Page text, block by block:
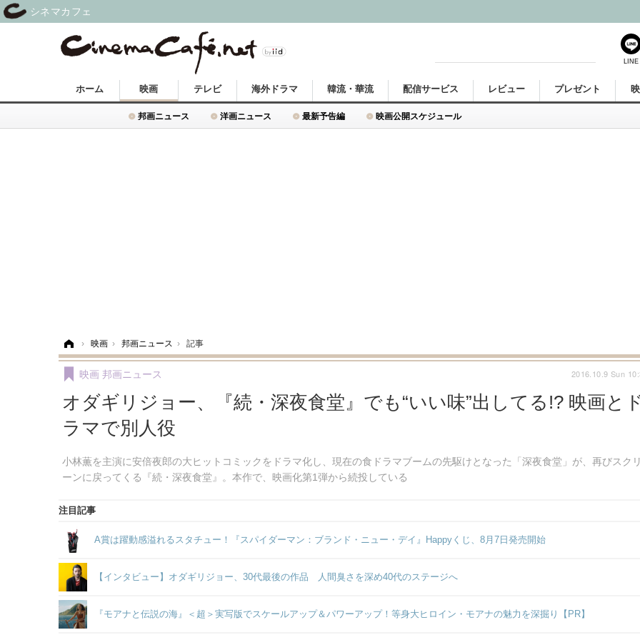
ホーム 映画
邦画ニュース 洋画ニュース 最新予告編 映画公開スケジュール
テレビ 海外ドラマ 韓流・華流 配信サービス レビュー プレゼント
› 映画 › 邦画ニュース › 記事
オダギリジョー、『続・深夜食堂』でも“いい味”出してる!? 映画と
ラマで別人役
小林薫を主演に安倍夜郎の大ヒットコミックをドラマ化し、現在の食ドラマブームの先駆けとなった「深夜食堂」が、再びスクリ
ーンに戻ってくる『続・深夜食堂』。本作で、映画化第1弾から続投している
映画 邦画ニュース 2016.10.9 Sun
注目記事
A賞は躍動感溢れるスタチュー！『スパイダーマン：ブランド・ニュー・デイ』Happyくじ、8月7日発売開始
【インタビュー】オダギリジョー、30代最後の作品 人間臭さを深め40代のステージへ
『モアナと伝説の海』＜超＞実写版でスケールアップ＆パワーアップ！等身大ヒロイン・モアナの魅力を深掘り【PR】
LINE
シネマカフェ